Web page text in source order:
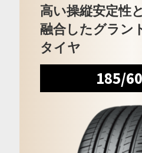
高い操縦安定性
融合したグラン
タイヤ
185/